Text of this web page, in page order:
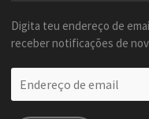
Digita teu endereço de
receber notificações de
de